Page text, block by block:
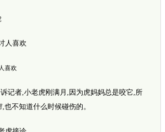
喜欢
者,小老虎刚满月,因为虎妈妈总是咬它,所
,也不知道什么时候碰伤的。
推荐视频
坚强女
暖！早